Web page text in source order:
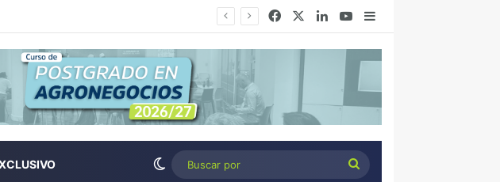
FacebookLinkedIn
YouTubeBarra lateral
Switch skin
Buscar